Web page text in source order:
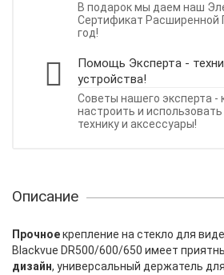
В подарок мы даем наш
Сертификат Расширенной
год!
Помощь Эксперта -
устройства!
Советы нашего эксперта -
настроить и
технику и аксессуары!
Описание
Прочноекрепление на стекло для
Blackvue DR500/600/650 имеет
дизайн, универсальный держатель